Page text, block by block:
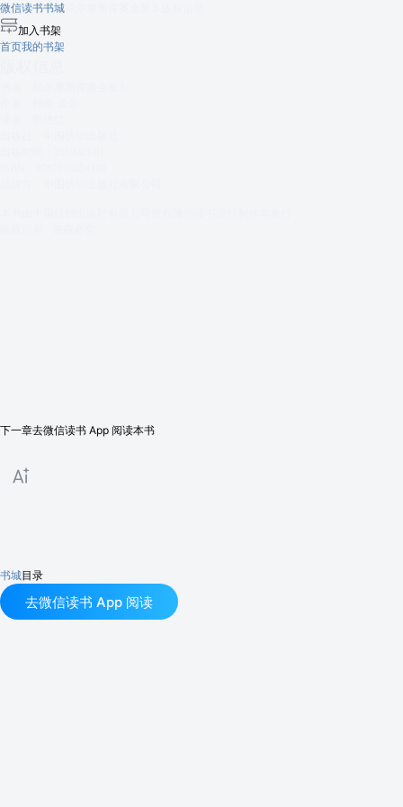
微信读书书城
加入书架
首页我的书架
下一章去微信读书 App 阅读本书
书城目录
去微信读书 App 阅读